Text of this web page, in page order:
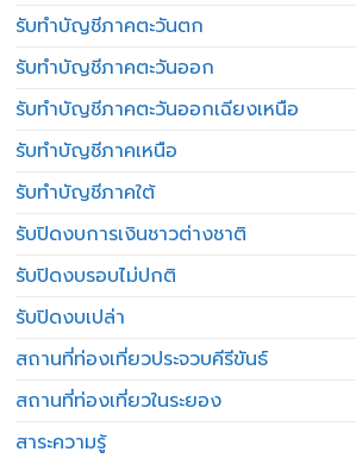
รับทำบัญชีภาคตะวันตก
รับทำบัญชีภาคตะวันออก
รับทำบัญชีภาคตะวันออกเฉียงเหนือ
รับทำบัญชีภาคเหนือ
รับทำบัญชีภาคใต้
รับปิดงบการเงินชาวต่างชาติ
รับปิดงบรอบไม่ปกติ
รับปิดงบเปล่า
สถานที่ท่องเที่ยวประจวบคีรีขันธ์
สถานที่ท่องเที่ยวในระยอง
สาระความรู้